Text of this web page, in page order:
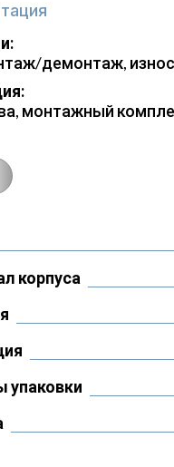
демонтаж,
монтажный
корпуса
упаковки